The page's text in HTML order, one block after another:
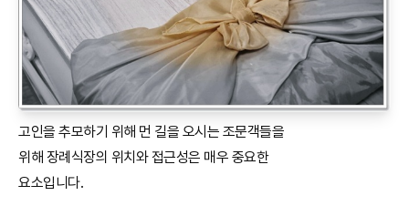
고인을 추모하기 위해 먼 길을 오시는 조문객들을
위해 장례식장의 위치와 접근성은 매우 중요한
요소입니다.